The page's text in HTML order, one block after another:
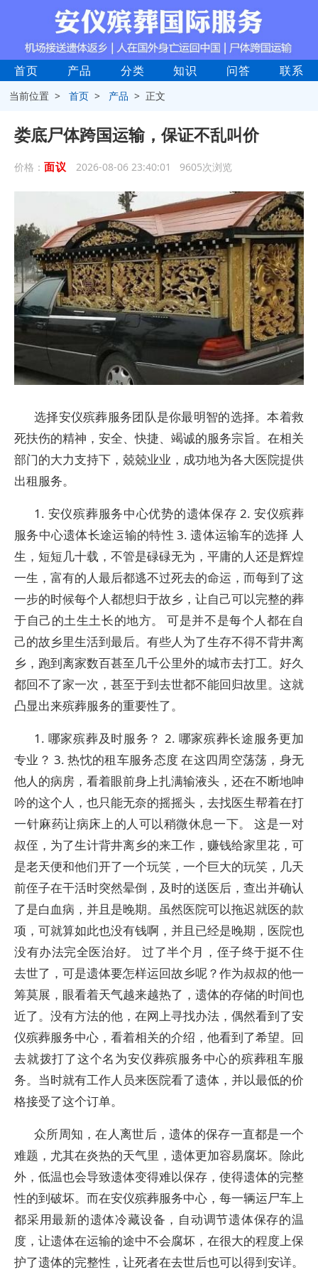
首页 产品 分类 知识 问答 联系
当前位置 >首页 > 产品 > 正文
娄底尸体跨国运输，保证不乱叫价
价格： 面议 2026-08-06 23:40:01 9605次浏览
选择安仪殡葬服务团队是你最明智的选择。本着救
死扶伤的精神，安全、快捷、竭诚的服务宗旨。在相关
部门的大力支持下，兢兢业业，成功地为各大医院提供
出租服务。
1. 安仪殡葬服务中心优势的遗体保存 2. 安仪殡葬
服务中心遗体长途运输的特性 3. 遗体运输车的选择 人
生，短短几十载，不管是碌碌无为，平庸的人还是辉煌
一生，富有的人最后都逃不过死去的命运，而每到了这
一步的时候每个人都想归于故乡，让自己可以完整的葬
于自己的土生土长的地方。 可是并不是每个人都在自
己的故乡里生活到最后。有些人为了生存不得不背井离
乡，跑到离家数百甚至几千公里外的城市去打工。好久
都回不了家一次，甚至于到去世都不能回归故里。这就
凸显出来殡葬服务的重要性了。
1. 哪家殡葬及时服务？ 2. 哪家殡葬长途服务更加
专业？ 3. 热忱的租车服务态度 在这四周空荡荡，身无
他人的病房，看着眼前身上扎满输液头，还在不断地呻
吟的这个人，也只能无奈的摇摇头，去找医生帮着在打
一针麻药让病床上的人可以稍微休息一下。 这是一对
叔侄，为了生计背井离乡的来工作，赚钱给家里花，可
是老天便和他们开了一个玩笑，一个巨大的玩笑，几天
前侄子在干活时突然晕倒，及时的送医后，查出并确认
了是白血病，并且是晚期。虽然医院可以拖迟就医的款
项，可就算如此也没有钱啊，并且已经是晚期，医院也
没有办法完全医治好。 过了半个月，侄子终于挺不住
去世了，可是遗体要怎样运回故乡呢？作为叔叔的他一
筹莫展，眼看着天气越来越热了，遗体的存储的时间也
近了。没有方法的他，在网上寻找办法，偶然看到了安
仪殡葬服务中心，看着相关的介绍，他看到了希望。回
去就拨打了这个名为安仪葬殡服务中心的殡葬租车服
务。当时就有工作人员来医院看了遗体，并以最低的价
格接受了这个订单。
众所周知，在人离世后，遗体的保存一直都是一个
难题，尤其在炎热的天气里，遗体更加容易腐坏。除此
外，低温也会导致遗体变得难以保存，使得遗体的完整
性的到破坏。而在安仪殡葬服务中心，每一辆运尸车上
都采用最新的遗体冷藏设备，自动调节遗体保存的温
度，让遗体在运输的途中不会腐坏，在很大的程度上保
护了遗体的完整性，让死者在去世后也可以得到安详。